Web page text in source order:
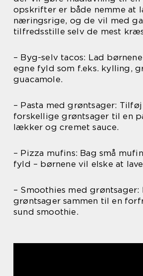
opskrifter er både nemme at
næringsrige, og de vil med
tilfredsstille selv de mest
– Byg-selv tacos: Lad
egne fyld som f.eks. kylling,
guacamole.
– Pasta med grøntsager: Tilføj
forskellige grøntsager til en
lækker og cremet sauce.
– Pizza mufins: Bag små
fyld – børnene vil elske at
– Smoothies med
grøntsager sammen til en
sund smoothie.